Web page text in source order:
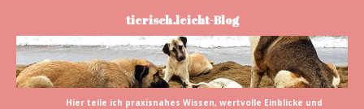
tierisch.leicht-Blog
Hier teile ich praxisnahes Wissen, wertvolle Einblicke und